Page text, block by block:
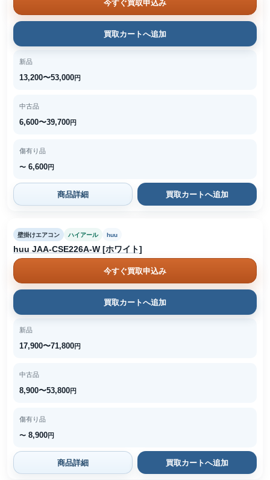
今すぐ買取申込み
買取カートへ追加
新品
13,200〜53,000円
中古品
6,600〜39,700円
傷有り品
〜 6,600円
商品詳細 買取カートへ追加
壁掛けエアコン ハイアール huu
huu JAA-CSE226A-W [ホワイト]
今すぐ買取申込み
買取カートへ追加
新品
17,900〜71,800円
中古品
8,900〜53,800円
傷有り品
〜 8,900円
商品詳細 買取カートへ追加